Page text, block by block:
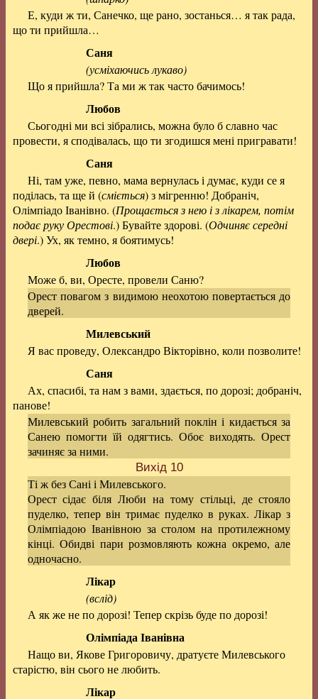
Е, куди ж ти, Санечко, ще рано, зостанься… я так рада,
що ти прийшла…
Саня
(усміхаючись лукаво)
Що я прийшла? Та ми ж так часто бачимось!
Любов
Сьогодні ми всі зібрались, можна було б славно час
провести, я сподівалась, що ти згодишся мені пригравати!
Саня
Ні, там уже, певно, мама вернулась і думає, куди се я
поділась, та ще й (сміється) з мігренню! Добраніч,
Олімпіадо Іванівно. (Прощається з нею і з лікарем, потім
подає руку Орестові.) Бувайте здорові. (Одчиняє середні
двері.) Ух, як темно, я боятимусь!
Любов
Може б, ви, Оресте, провели Саню?
Орест повагом з видимою неохотою повертається до
дверей.
Милевський
Я вас проведу, Олександро Вікторівно, коли позволите!
Саня
Ах, спасибі, та нам з вами, здається, по дорозі; добраніч,
панове!
Милевський робить загальний поклін і кидається за
Санею помогти їй одягтись. Обоє виходять. Орест
зачиняє за ними.
Вихід 10
Ті ж без Сані і Милевського.
Орест сідає біля Люби на тому стільці, де стояло
пуделко, тепер він тримає пуделко в руках. Лікар з
Олімпіадою Іванівною за столом на протилежному
кінці. Обидві пари розмовляють кожна окремо, але
одночасно.
Лікар
(вслід)
А як же не по дорозі! Тепер скрізь буде по дорозі!
Олімпіада Іванівна
Нащо ви, Якове Григоровичу, дратуєте Милевського
старістю, він сього не любить.
Лікар